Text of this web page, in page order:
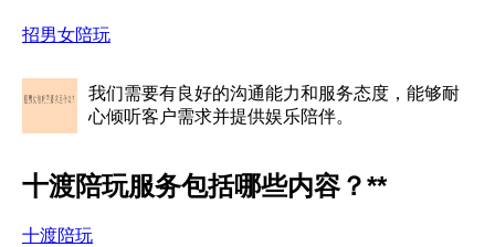
招男女陪玩
我们需要有良好的沟通能力和服务态度，能够耐
心倾听客户需求并提供娱乐陪伴。
十渡陪玩服务包括哪些内容？**
十渡陪玩